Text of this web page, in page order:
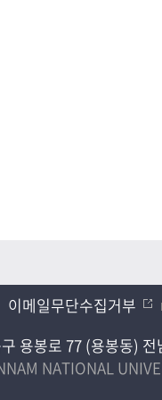
이메일무단수집거부
용봉로 77 (용봉동)
NATIONAL